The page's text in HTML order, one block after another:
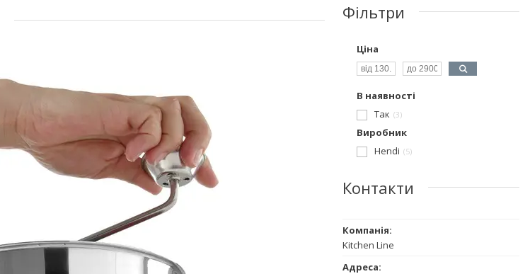
Фільтри
Ціна
В наявності
Так
3
Виробник
Hendi
5
Контакти
Kitchen Line